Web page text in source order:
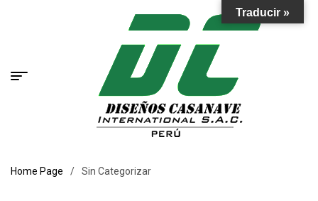
Home Page / Sin Categorizar
Traducir »